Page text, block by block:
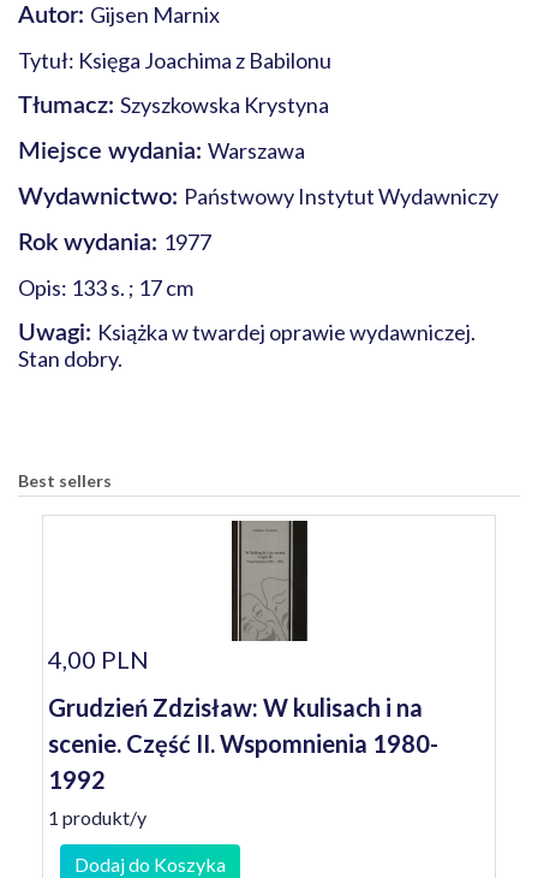
Autor: Gijsen Marnix
Tytuł: Księga Joachima z Babilonu
Tłumacz: Szyszkowska Krystyna
Miejsce wydania: Warszawa
Wydawnictwo: Państwowy Instytut Wydawniczy
Rok wydania: 1977
Opis: 133 s. ; 17 cm
Uwagi: Książka w twardej oprawie wydawniczej.
Stan dobry.
Best sellers
4,00 PLN
Grudzień Zdzisław: W kulisach i na
scenie. Część II. Wspomnienia 1980-
1992
1 produkt/y
Dodaj do Koszyka